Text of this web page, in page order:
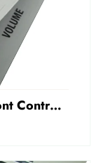
Gloss membrane Label Mat Front Control Panel Sticker Refuziran polikarbonat Grafički prekriven